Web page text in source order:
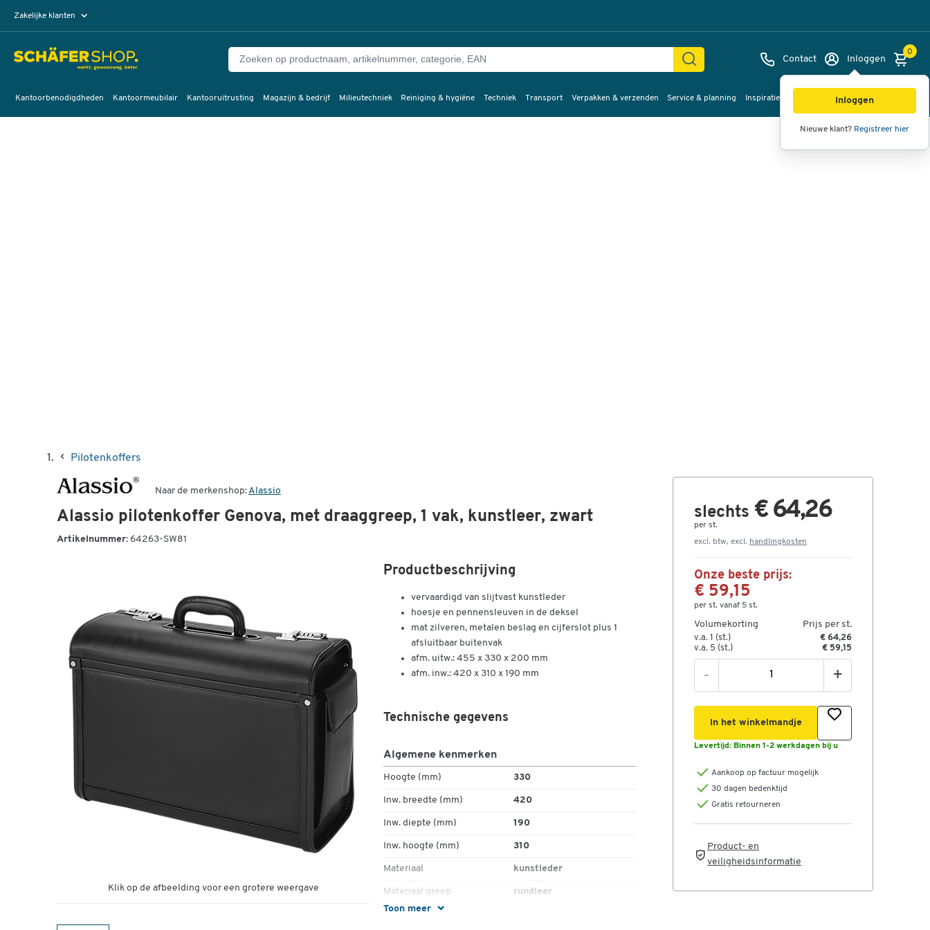
Zakelijke klanten
Contact Inloggen
Inloggen
Nieuwe klant? Registreer hier
0
Kantoorbenodigdheden Kantoormeubilair Kantooruitrusting Magazijn & bedrijf Milieutechniek Reiniging & hygiëne Techniek Transport Verpakken & verzenden Service & planning Inspiratie
Pilotenkoffers
Naar de merkenshop:Alassio
Alassio pilotenkoffer Genova, met draaggreep, 1 vak, kunstleer, zwart
Artikelnummer: 64263-SW81
Klik op de afbeelding voor een grotere weergave
Productbeschrijving
vervaardigd van slijtvast kunstleder
hoesje en pennensleuven in de deksel
mat zilveren, metalen beslag en cijferslot plus 1
afsluitbaar buitenvak
afm. uitw.: 455 x 330 x 200 mm
afm. inw.: 420 x 310 x 190 mm
Toon meer
Technische gegevens
Algemene kenmerken
Hoogte (mm) 330
Inw. breedte (mm) 420
Inw. diepte (mm) 190
Inw. hoogte (mm) 310
Materiaal kunstleder
Materiaal greep rundleer
Schouderriem
slechts € 64,26
per st.
excl. btw, excl. handlingkosten
Onze beste prijs:
€ 59,15
per st. vanaf 5 st.
Volumekorting Prijs per st.
v.a. 1 (st.)
€ 64,26
v.a. 5 (st.)
€ 59,15
- +
In het winkelmandje
Levertijd: Binnen 1-2 werkdagen bij u
Aankoop op factuur mogelijk
30 dagen bedenktijd
Gratis retourneren
Product- en
veiligheidsinformatie
Afbeeldingen Video's
360°
weergave